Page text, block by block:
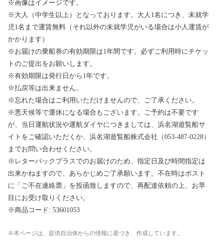
※画像はイメージです。
※大人（中学生以上）となっております。大人1名につき、未就学
児1名まで運賃無料（それ以外の未就学児がいる場合は小人運賃が
かかります）
※お届けの乗船券の有効期限は1年間です。必ずご利用時にチケッ
トのご提出をお願いします。
※有効期限は発行日から1年です。
※払戻等は出来ません。
※忘れた場合はご利用いただけませんので、ご了承ください。
※悪天候等で運休になる場合もございます。ご予約は不要です
が、当日運航状況や運航ダイヤにつきましては、浜名湖遊覧船サ
イトをご確認いただくか、浜名湖遊覧船株式会社（053-487-0228）
までお問い合わせください。
※レターパックプラスでのお届けのため、指定日及び時間指定は
出来かねますので、あらかじめご了承願います。不在時はポスト
に「ご不在連絡票」を投函致しますので、再配達依頼の上、お早
目にお受け取りください。
※商品コード: 53601053
本ページは、提供自治体からの情報に基づき、作成しています。